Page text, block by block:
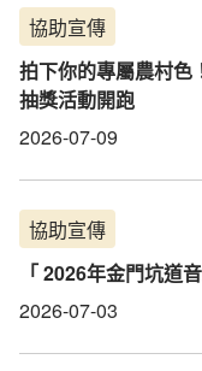
協助宣傳
拍下你的專屬農村
抽獎活動開跑
2026-07-09
協助宣傳
「 2026年金門坑道
2026-07-03